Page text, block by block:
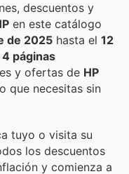
descuentos y
en este catálogo
de 2025 hasta el 12
4 páginas
y ofertas de HP
que necesitas sin
tuyo o visita su
los descuentos
y comienza a